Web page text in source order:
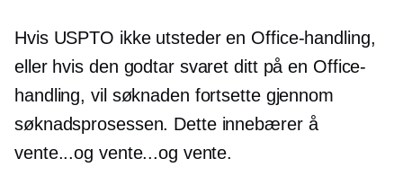
Hvis USPTO ikke utsteder en Office-handling,
eller hvis den godtar svaret ditt på en Office-
handling, vil søknaden fortsette gjennom
søknadsprosessen. Dette innebærer å
vente...og vente...og vente.